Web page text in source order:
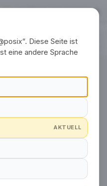
Diese Seite ist
eine andere Sprache
AKTUELL
+49 (0) 30 / 20 23 68 91-0
Anmod om nu